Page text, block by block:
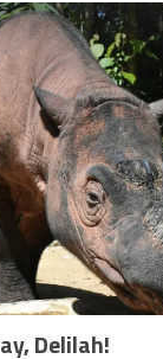
Delilah!